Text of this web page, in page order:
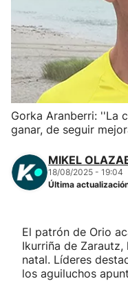
Herri-kirolak
Balonmano
Kirolak 360
Carreras de montaña
"Helmuga"
Gorka Aranberri: ''La
ganar, de seguir
MIKEL
18/08/2025 - 19:04
Última
El patrón de Orio
Ikurriña de
natal. Líderes
los aguiluchos